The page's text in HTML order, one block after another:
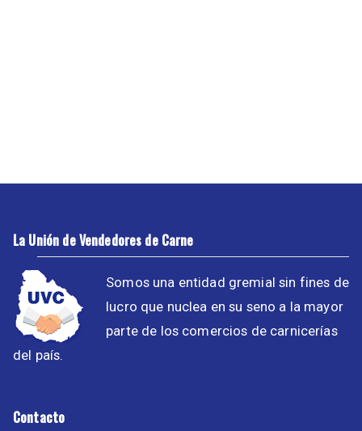
La Unión de Vendedores de Carne
Somos una entidad gremial sin fines de
lucro que nuclea en su seno a la mayor
parte de los comercios de carnicerías
del país.
Contacto